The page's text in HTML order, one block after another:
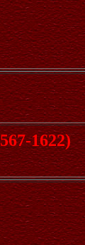
1622)